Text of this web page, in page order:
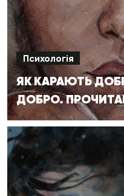
Психологія
ЯК КАРАЮТЬ
ДОБРО.